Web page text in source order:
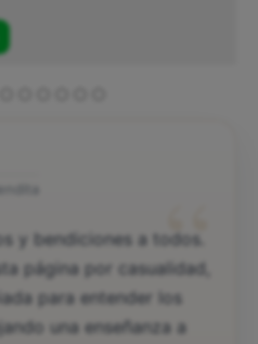
“
y bendiciones a todos.
página por casualidad,
para entender los
una enseñanza a